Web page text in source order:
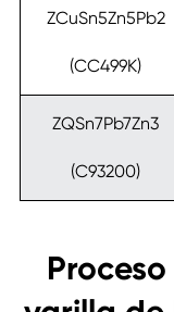
ZCuSn5Zn5Pb2
(CC499K)
ZQSn7Pb7Zn3
(C93200)